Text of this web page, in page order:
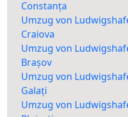
Constanța
Umzug von
Craiova
Umzug von
Brașov
Umzug von
Galați
Umzug von